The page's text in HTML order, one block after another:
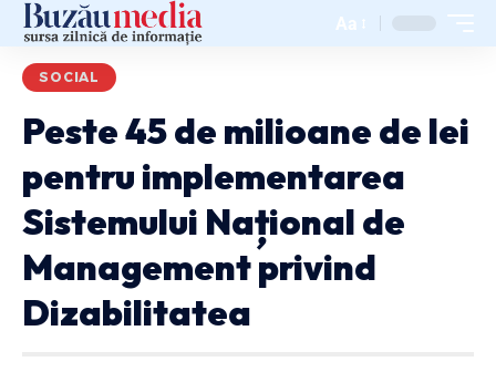
Aa
SOCIAL
Peste 45 de milioane de lei
pentru implementarea
Sistemului Național de
Management privind
Dizabilitatea